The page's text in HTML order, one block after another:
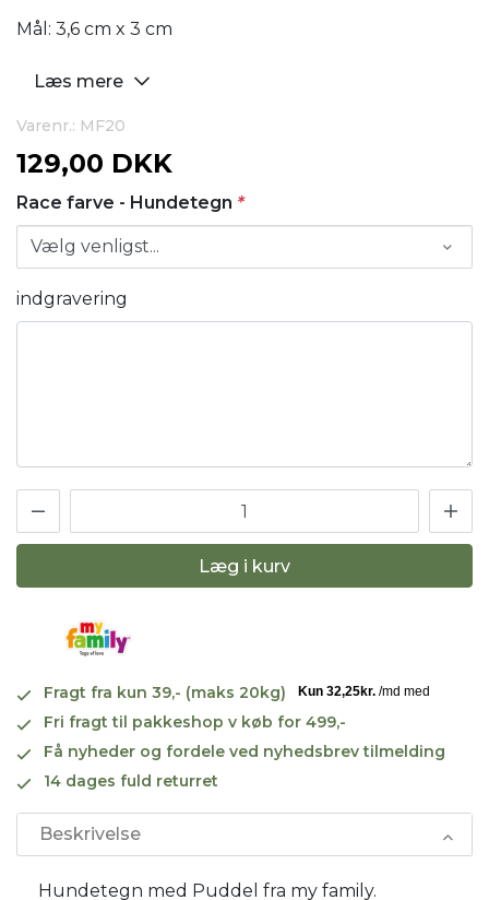
Mål: 3,6 cm x 3 cm
Læs mere
Varenr.: MF20
129,00 DKK
Race farve - Hundetegn *
indgravering
Læg i kurv
Fragt fra kun 39,- (maks 20kg)
Fri fragt til pakkeshop v køb for 499,-
Få nyheder og fordele ved nyhedsbrev tilmelding
14 dages fuld returret
Beskrivelse
Hundetegn med Puddel fra my family.